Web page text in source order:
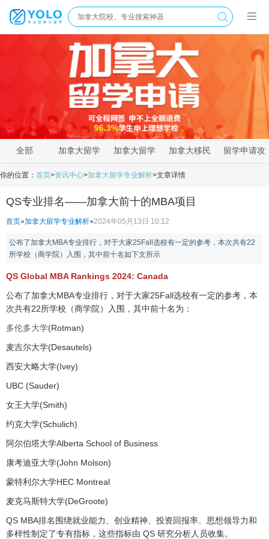
全部 加拿大留学
新闻
加拿大留学
资讯
加拿大移民
政策
留学申请攻
你的位置： 首页>资讯中心>加拿大留学专业解析>文章详情
QS专业排名——加拿大前十的MBA项目
首页●加拿大留学专业解析●2024年05月13日 10:12
公布了加拿大MBA专业排行，对于大家25Fall选校有一定的参考，本次共有22
所学校（商学院）入围，其中前十名如下文所示
QS Global MBA Rankings 2024: Canada
公布了加拿大MBA专业排行，对于大家25Fall选校有一定的参考，本
次共有22所学校（商学院）入围，其中前十名为：
多伦多大学(Rotman)
麦吉尔大学(Desautels)
西安大略大学(Ivey)
UBC (Sauder)
女王大学(Smith)
约克大学(Schulich)
阿尔伯塔大学Alberta School of Business
康考迪亚大学(John Molson)
蒙特利尔大学HEC Montreal
麦克马斯特大学(DeGroote)
QS MBA排名围绕就业能力、创业精神、投资回报率、思想领导力和
多样性制定了专有指标，这些指标由 QS 研究分析人员收集。